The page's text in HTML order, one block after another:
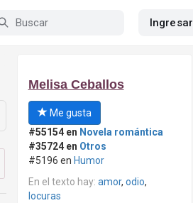
Ingresar
Melisa Ceballos
Me gusta
#55154 en Novela romántica
#35724 en Otros
#5196 en Humor
En el texto hay: amor, odio,
locuras